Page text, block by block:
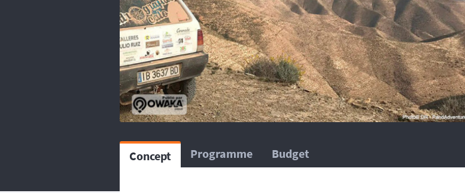
L’organisation dispose d’au moins une ambulance et/ou véhicule médicalisé à
répartissent sur le circuit, ou suivent la progression de la course.
L’organisation dispose d’hélicoptère(s), d’ambulance, d’équipes médicales à
répartissent sur le circuit, ou suivent la progression de la course.
Concept Programme Budget